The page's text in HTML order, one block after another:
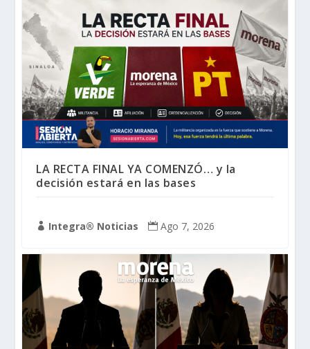
LA RECTA FINAL YA COMENZÓ… y la
decisión estará en las bases
 Integra® Noticias  Ago 7, 2026